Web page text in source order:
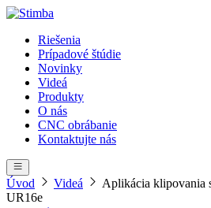
Riešenia
Prípadové štúdie
Novinky
Videá
Produkty
O nás
CNC obrábanie
Kontaktujte nás
Úvod Videá
Aplikácia klipovania
UR16e